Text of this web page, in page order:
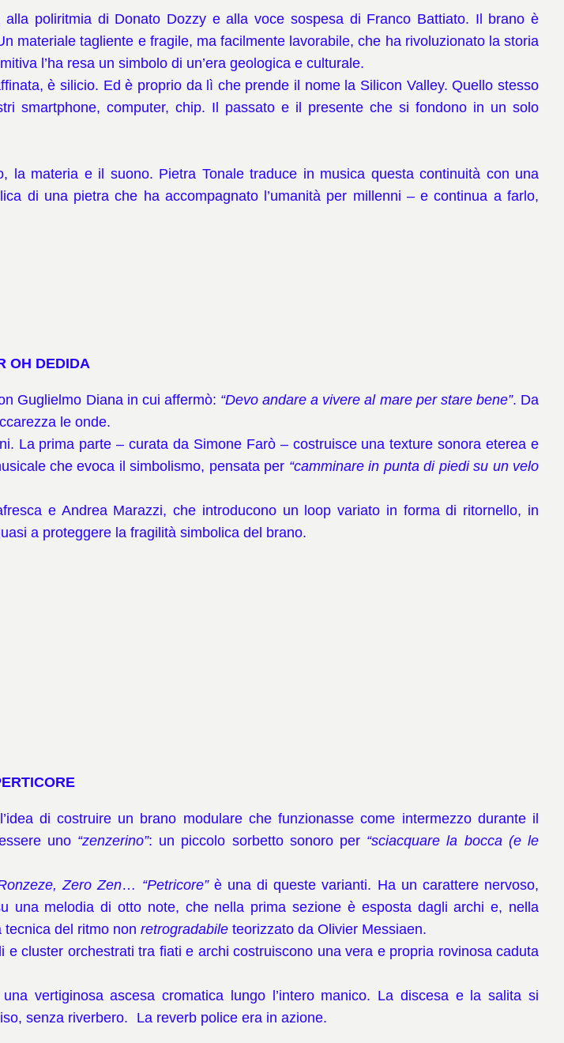
poliritmia di Donato Dozzy e alla voce sospesa di Franco Battiato. Il brano è
materiale tagliente e fragile, ma facilmente lavorabile, che ha rivoluzionato la storia
l’ha resa un simbolo di un’era geologica e culturale.
è silicio. Ed è proprio da lì che prende il nome la Silicon Valley. Quello stesso
smartphone, computer, chip. Il passato e il presente che si fondono in un solo
la materia e il suono. Pietra Tonale traduce in musica questa continuità con una
di una pietra che ha accompagnato l’umanità per millenni – e continua a farlo,
OH DEDIDA
Guglielmo Diana in cui affermò: “Devo andare a vivere al mare per stare bene”. Da
le onde.
La prima parte – curata da Simone Farò – costruisce una texture sonora eterea e
che evoca il simbolismo, pensata per “camminare in punta di piedi su un velo
e Andrea Marazzi, che introducono un loop variato in forma di ritornello, in
a proteggere la fragilità simbolica del brano.
di costruire un brano modulare che funzionasse come intermezzo durante il
uno “zenzerino”: un piccolo sorbetto sonoro per “sciacquare la bocca (e le
Zero Zen… “Petricore”è una di queste varianti. Ha un carattere nervoso,
una melodia di otto note, che nella prima sezione è esposta dagli archi e, nella
del ritmo non retrogradabile teorizzato da Olivier Messiaen.
cluster orchestrati tra fiati e archi costruiscono una vera e propria rovinosa caduta
vertiginosa ascesa cromatica lungo l’intero manico. La discesa e la salita si
senza riverbero. La reverb police era in azione.